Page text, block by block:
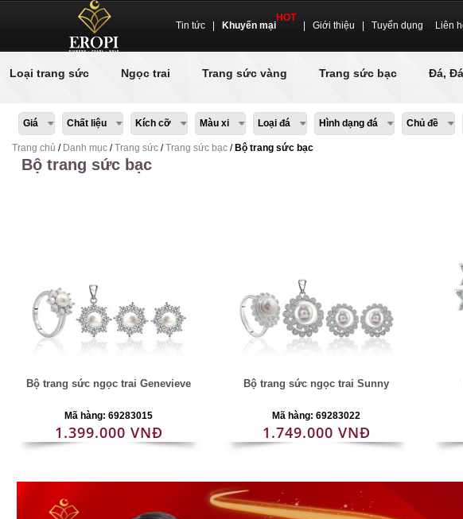
Tin tức Khuyến mại
HOT
Giới thiệu Tuyển dụng Liên
Loại trang sức Ngọc trai Trang sức vàng Trang sức bạc Đá,
Giá Chất liệu Kích cỡ Màu xi Loại đá Hình dạng đá Chủ đề
Trang chủ / Danh mục /Trang sức /Trang sức bạc / Bộ trang sức bạc
Bộ trang sức bạc
Bộ trang sức ngọc trai Genevieve
Mã hàng: 69283015
1.399.000 VNĐ
Bộ trang sức ngọc trai Sunny
Mã hàng: 69283022
1.749.000 VNĐ